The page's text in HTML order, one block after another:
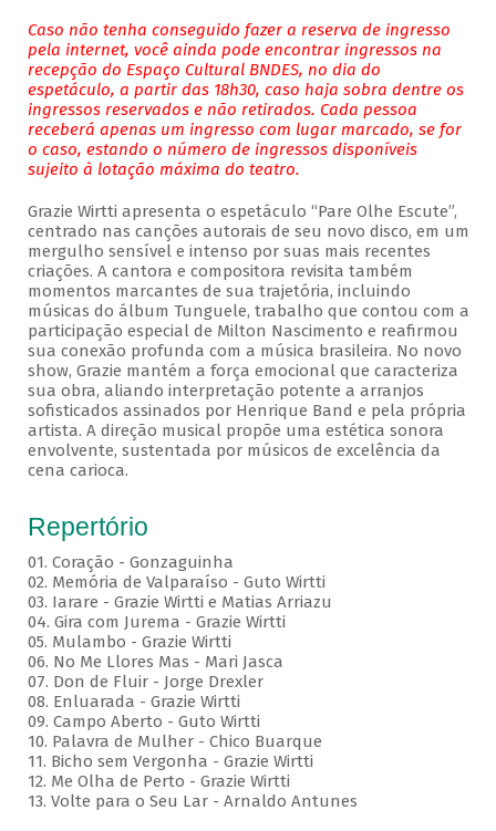
Caso não tenha conseguido fazer a reserva de ingresso
pela internet, você ainda pode encontrar ingressos na
recepção do Espaço Cultural BNDES, no dia do
espetáculo, a partir das 18h30, caso haja sobra dentre os
ingressos reservados e não retirados. Cada pessoa
receberá apenas um ingresso com lugar marcado, se for
o caso, estando o número de ingressos disponíveis
sujeito à lotação máxima do teatro.
Grazie Wirtti apresenta o espetáculo “Pare Olhe Escute”,
centrado nas canções autorais de seu novo disco, em um
mergulho sensível e intenso por suas mais recentes
criações. A cantora e compositora revisita também
momentos marcantes de sua trajetória, incluindo
músicas do álbum Tunguele, trabalho que contou com a
participação especial de Milton Nascimento e reafirmou
sua conexão profunda com a música brasileira. No novo
show, Grazie mantém a força emocional que caracteriza
sua obra, aliando interpretação potente a arranjos
sofisticados assinados por Henrique Band e pela própria
artista. A direção musical propõe uma estética sonora
envolvente, sustentada por músicos de excelência da
cena carioca.
Repertório
01. Coração - Gonzaguinha
02. Memória de Valparaíso - Guto Wirtti
03. Iarare - Grazie Wirtti e Matias Arriazu
04. Gira com Jurema - Grazie Wirtti
05. Mulambo - Grazie Wirtti
06. No Me Llores Mas - Mari Jasca
07. Don de Fluir - Jorge Drexler
08. Enluarada - Grazie Wirtti
09. Campo Aberto - Guto Wirtti
10. Palavra de Mulher - Chico Buarque
11. Bicho sem Vergonha - Grazie Wirtti
12. Me Olha de Perto - Grazie Wirtti
13. Volte para o Seu Lar - Arnaldo Antunes